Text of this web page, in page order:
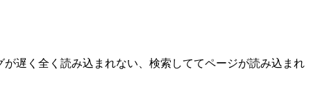
遅く全く読み込まれない、検索しててページが読み込まれ